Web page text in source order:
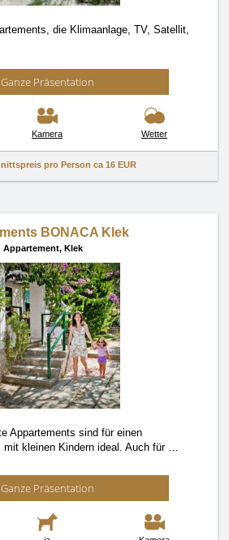
die Klimaanlage, TV, Satellit,
Ganze Präsentation
Kamera Wetter
pro Person ca 16 EUR
BONACA Klek
Appartement, Klek
Appartements sind für einen
mit kleinen Kindern ideal. Auch für …
Ganze Präsentation